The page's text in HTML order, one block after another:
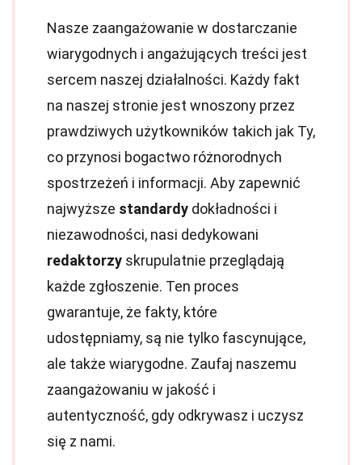
Nasze zaangażowanie w dostarczanie
wiarygodnych i angażujących treści jest
sercem naszej działalności. Każdy fakt
na naszej stronie jest wnoszony przez
prawdziwych użytkowników takich jak Ty,
co przynosi bogactwo różnorodnych
spostrzeżeń i informacji. Aby zapewnić
najwyższe standardy dokładności i
niezawodności, nasi dedykowani
redaktorzy skrupulatnie przeglądają
każde zgłoszenie. Ten proces
gwarantuje, że fakty, które
udostępniamy, są nie tylko fascynujące,
ale także wiarygodne. Zaufaj naszemu
zaangażowaniu w jakość i
autentyczność, gdy odkrywasz i uczysz
się z nami.